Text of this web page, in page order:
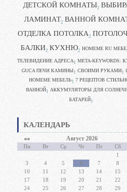
ДЕТСКОЙ КОМНАТЫ2
ЛАМИНАТ2 ВАННОЙ
ОТДЕЛКА ПОТОЛКА2
БАЛКИ2 КУХНЮ2 HOMEME RU
ТЕЛЕВИДЕНИЕ АДРЕСА 1 META-KEYWORDS:
GUCA ПЕЧИ КАМИНЫ1 CВОИМИ РУКАМИ1
HOMEME МЕБЕЛЬ1 7 РЕЦЕПТОВ
ВАННОЙ1 АККУМУЛЯТОРЫ ДЛЯ
БАТАРЕЙ1
КАЛЕНДАРЬ
«« Август 2026
Пн Вт Ср Чт Пт Сб
1
3
4 5 6 7 8
10
11 12 13 14 15
17
18 19 20 21 22
24
25 26 27 28 29